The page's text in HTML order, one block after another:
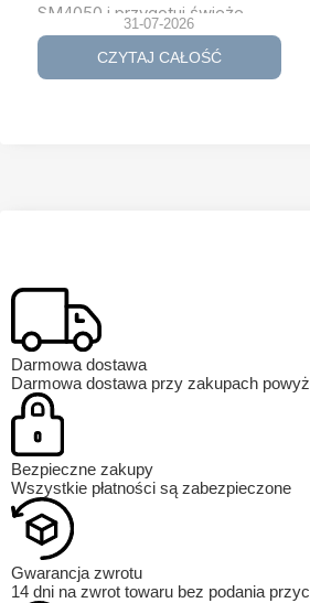
31-07-2026
SM4050 i przygotuj świeże
smoothie w domu, pracy, na
siłowni lub w podróży. Sprawdź
5 prostych przepisów na
CZYTAJ CAŁOŚĆ
Darmowa dostawa
Darmowa dostawa przy zakupach
Bezpieczne zakupy
Wszystkie płatności są zabezpieczone
Gwarancja zwrotu
14 dni na zwrot towaru bez podania